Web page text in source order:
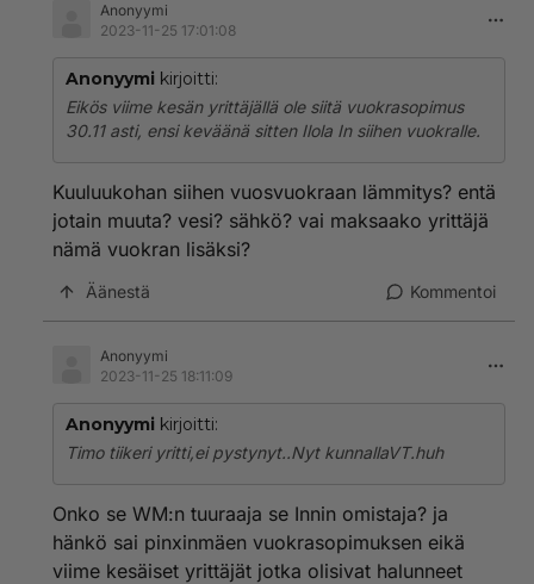
Anonyymi
2023-11-25 17:01:08
Anonyymi kirjoitti:
Eikös viime kesän yrittäjällä ole siitä vuokrasopimus
30.11 asti, ensi keväänä sitten Ilola In siihen vuokralle.
Kuuluukohan siihen vuosvuokraan lämmitys? entä
jotain muuta? vesi? sähkö? vai maksaako yrittäjä
nämä vuokran lisäksi?
Äänestä Kommentoi
Anonyymi
2023-11-25 18:11:09
Anonyymi kirjoitti:
Timo tiikeri yritti,ei pystynyt..Nyt kunnallaVT.huh
Onko se WM:n tuuraaja se Innin omistaja? ja
hänkö sai pinxinmäen vuokrasopimuksen eikä
viime kesäiset yrittäjät jotka olisivat halunneet